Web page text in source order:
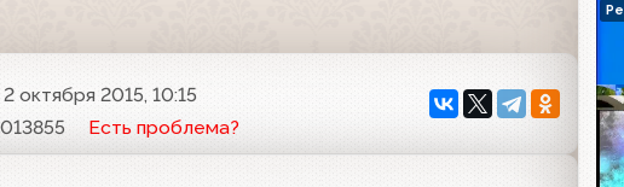
2 октября 2015, 10:15
Есть проблема?